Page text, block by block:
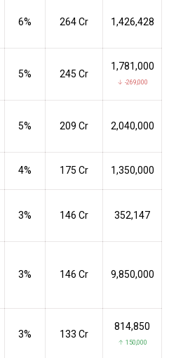
6% ₹264 Cr 1,426,428
5% ₹245 Cr
1,781,000
↓ -269,000
5% ₹209 Cr 2,040,000
4% ₹175 Cr 1,350,000
3% ₹146 Cr 352,147
3% ₹146 Cr 9,850,000
3% ₹133 Cr
814,850
↑ 150,000